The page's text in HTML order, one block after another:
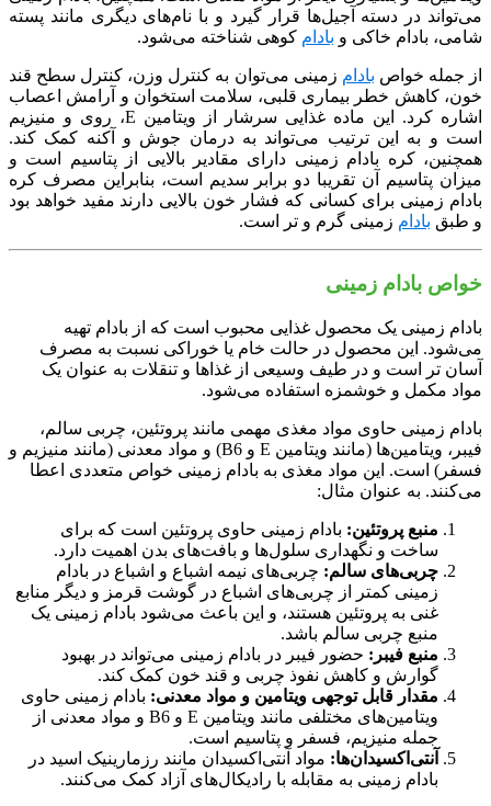
می‌تواند در دسته آجیل‌ها قرار گیرد و با نام‌های دیگری مانند پسته
شامی، بادام خاکی و بادام کوهی شناخته می‌شود.
از جمله خواص بادام زمینی می‌توان به کنترل وزن، کنترل سطح قند
خون، کاهش خطر بیماری قلبی، سلامت استخوان و آرامش اعصاب
اشاره کرد. این ماده غذایی سرشار از ویتامین E، روی و منیزیم
است و به این ترتیب می‌تواند به درمان جوش و آکنه کمک کند.
همچنین، کره بادام زمینی دارای مقادیر بالایی از پتاسیم است و
میزان پتاسیم آن تقریبا دو برابر سدیم است، بنابراین مصرف کره
بادام زمینی برای کسانی که فشار خون بالایی دارند مفید خواهد بود
و طبق بادام زمینی گرم و تر است.
خواص بادام زمینی
بادام زمینی یک محصول غذایی محبوب است که از بادام تهیه
می‌شود. این محصول در حالت خام یا خوراکی نسبت به مصرف
آسان تر است و در طیف وسیعی از غذاها و تنقلات به عنوان یک
مواد مکمل و خوشمزه استفاده می‌شود.
بادام زمینی حاوی مواد مغذی مهمی مانند پروتئین، چربی سالم،
فیبر، ویتامین‌ها (مانند ویتامین E و B6) و مواد معدنی (مانند منیزیم و
فسفر) است. این مواد مغذی به بادام زمینی خواص متعددی اعطا
می‌کنند. به عنوان مثال:
منبع پروتئین: بادام زمینی حاوی پروتئین است که برای
ساخت و نگهداری سلول‌ها و بافت‌های بدن اهمیت دارد.
چربی‌های سالم: چربی‌های نیمه اشباع و اشباع در بادام
زمینی کمتر از چربی‌های اشباع در گوشت قرمز و دیگر منابع
غنی به پروتئین هستند، و این باعث می‌شود بادام زمینی یک
منبع چربی سالم باشد.
منبع فیبر: حضور فیبر در بادام زمینی می‌تواند در بهبود
گوارش و کاهش نفوذ چربی و قند خون کمک کند.
مقدار قابل توجهی ویتامین و مواد معدنی: بادام زمینی حاوی
ویتامین‌های مختلفی مانند ویتامین E و B6 و مواد معدنی از
جمله منیزیم، فسفر و پتاسیم است.
آنتی‌اکسیدان‌ها: مواد آنتی‌اکسیدان مانند رزمارینیک اسید در
بادام زمینی به مقابله با رادیکال‌های آزاد کمک می‌کنند.